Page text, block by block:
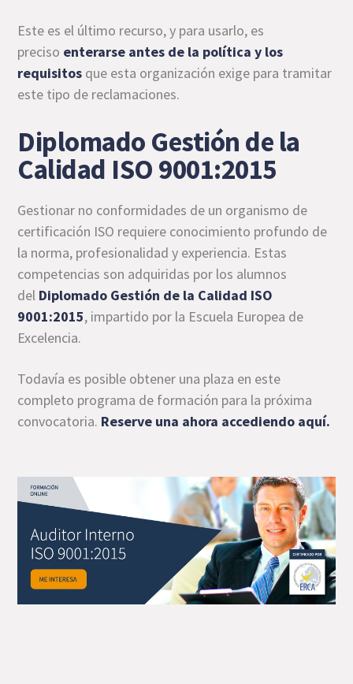
Este es el último recurso, y para usarlo, es
preciso enterarse antes de la política y los
requisitos que esta organización exige para tramitar
este tipo de reclamaciones.
Diplomado Gestión de la
Calidad ISO 9001:2015
Gestionar no conformidades de un organismo de
certificación ISO requiere conocimiento profundo de
la norma, profesionalidad y experiencia. Estas
competencias son adquiridas por los alumnos
del Diplomado Gestión de la Calidad ISO
9001:2015, impartido por la Escuela Europea de
Excelencia.
Todavía es posible obtener una plaza en este
completo programa de formación para la próxima
convocatoria. Reserve una ahora accediendo aquí.